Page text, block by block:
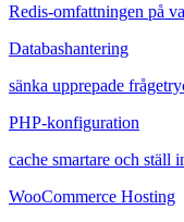
Redis-omfattningen på
Databashantering
sänka upprepade
PHP-konfiguration
cache smartare och ställ
WooCommerce Hosting